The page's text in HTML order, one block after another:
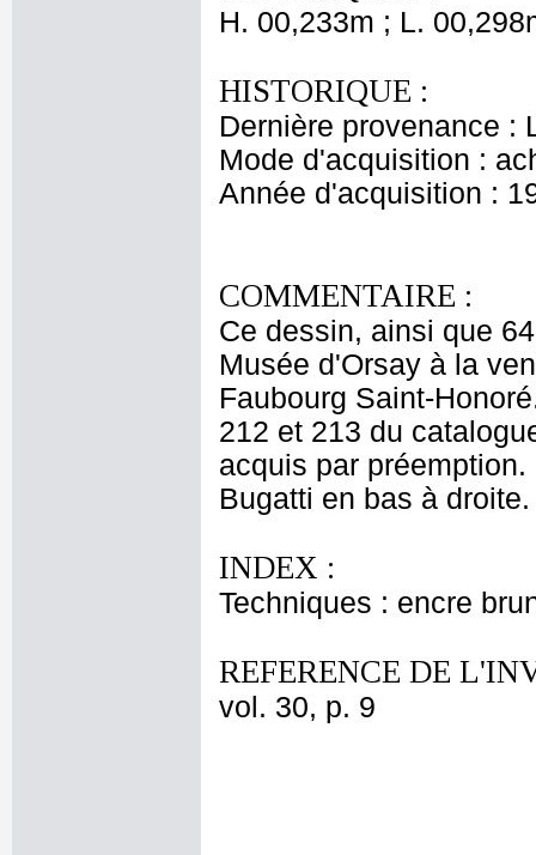
H. 00,233m ; L.
HISTORIQUE :
Dernière provenance :
Mode d'acquisition :
Année d'acquisition :
COMMENTAIRE :
Ce dessin, ainsi que
Musée d'Orsay à la
Faubourg Saint-
212 et 213 du
acquis par
Bugatti en bas à droite.
INDEX :
Techniques : encre
REFERENCE DE
vol. 30, p. 9